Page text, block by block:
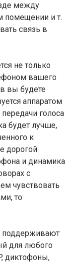
между
помещении и т.
связь в
не только
вашего
вы будете
аппаратом
голоса
будет лучше,
к
дорогой
и динамика
с
чувствовать
то
поддерживают
для любого
диктофоны,